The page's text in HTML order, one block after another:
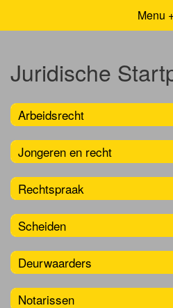
Menu
Juridische
Arbeidsrecht
Jongeren en recht
Rechtspraak
Scheiden
Deurwaarders
Notarissen